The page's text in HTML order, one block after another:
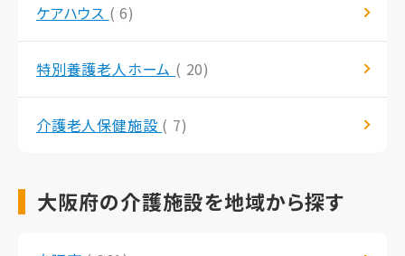
ケアハウス ( 6)
特別養護老人ホーム ( 20)
介護老人保健施設 ( 7)
大阪府の介護施設を地域から探す